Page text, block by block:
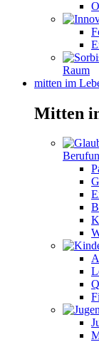
Raum
mitten im
Mitten